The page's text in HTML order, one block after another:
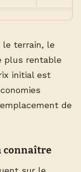
le terrain, le
plus rentable
initial est
de
connaître